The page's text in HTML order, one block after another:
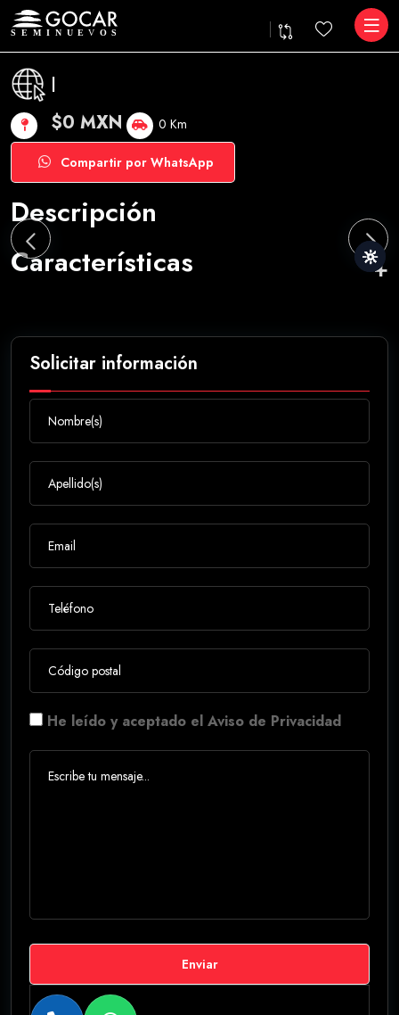
|
$0 MXN 0 Km
Compartir por WhatsApp
Descripción
Características
Solicitar información
He leído y aceptado el Aviso de Privacidad
Enviar